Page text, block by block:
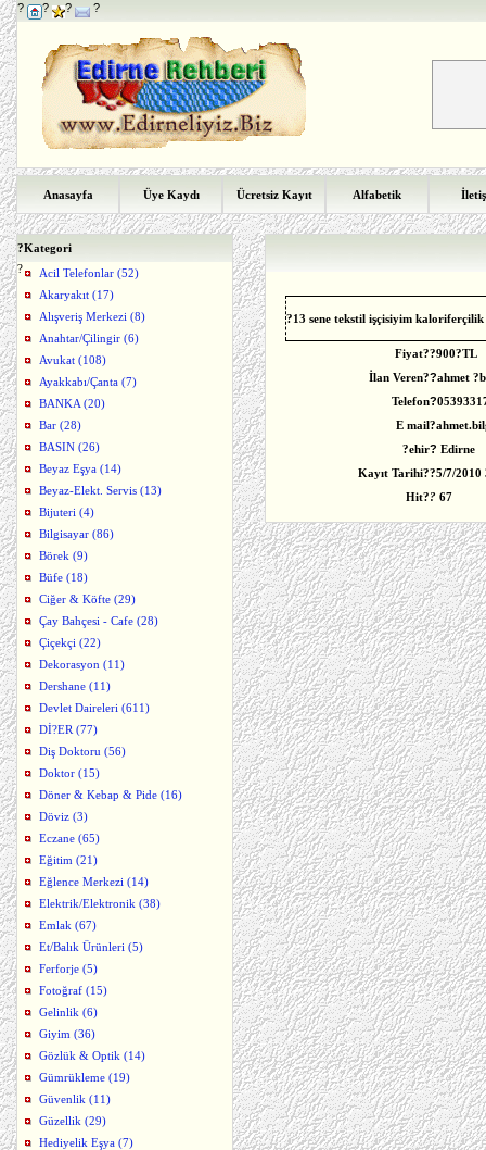
? ? ? ?
Anasayfa Üye Kaydı Ücretsiz Kayıt Alfabetik
?Kategori
?
Acil Telefonlar (52)
Akaryakıt (17)
Alışveriş Merkezi (8)
Anahtar/Çilingir (6)
Avukat (108)
Ayakkabı/Çanta (7)
BANKA (20)
Bar (28)
BASIN (26)
Beyaz Eşya (14)
Beyaz-Elekt. Servis (13)
Bijuteri (4)
Bilgisayar (86)
Börek (9)
Büfe (18)
Ciğer & Köfte (29)
Çay Bahçesi - Cafe (28)
Çiçekçi (22)
Dekorasyon (11)
Dershane (11)
Devlet Daireleri (611)
Dİ?ER (77)
Diş Doktoru (56)
Doktor (15)
Döner & Kebap & Pide (16)
Döviz (3)
Eczane (65)
Eğitim (21)
Eğlence Merkezi (14)
Elektrik/Elektronik (38)
Emlak (67)
Et/Balık Ürünleri (5)
Ferforje (5)
Fotoğraf (15)
Gelinlik (6)
Giyim (36)
Gözlük & Optik (14)
Gümrükleme (19)
Güvenlik (11)
Güzellik (29)
Hediyelik Eşya (7)
?13 sene tekstil işçisiyim kaloriferçilik
Fiyat??900?TL
İlan Veren??ahmet
Telefon?
E mail
?ehir? Edirne
Kayıt Tarihi??5/7/
Hit?? 67